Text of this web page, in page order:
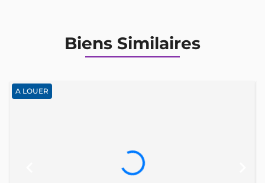
Biens Similaires
A LOUER